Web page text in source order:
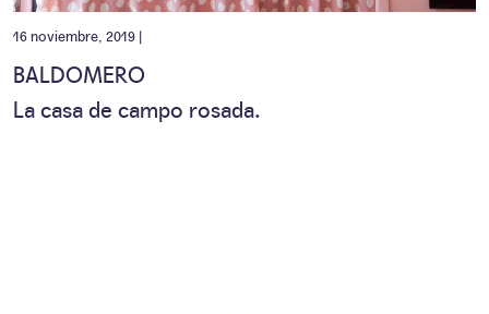
16 noviembre, 2019 |
BALDOMERO
La casa de campo rosada.